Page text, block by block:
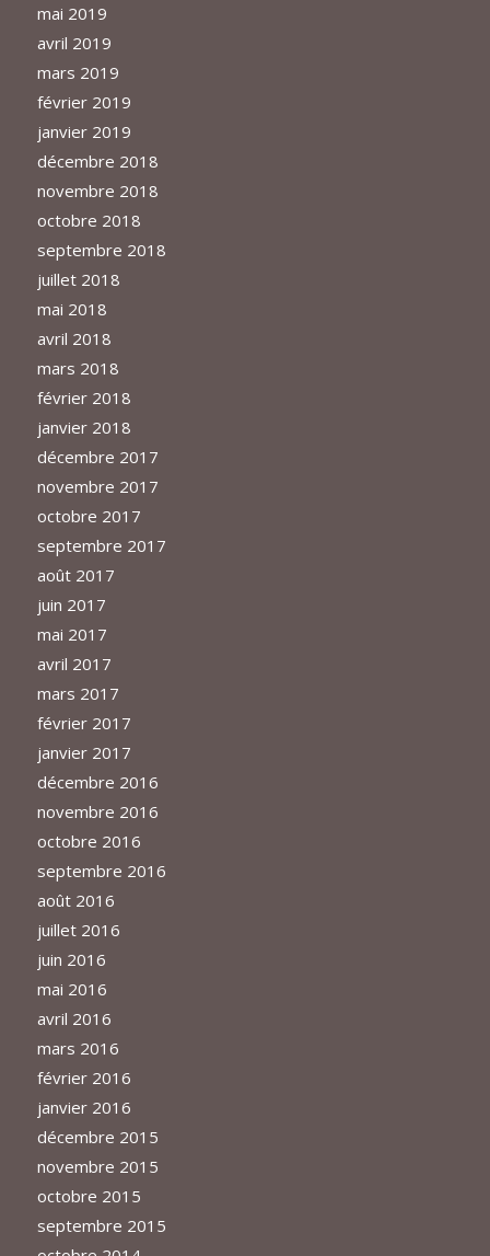
mai 2019
avril 2019
mars 2019
février 2019
janvier 2019
décembre 2018
novembre 2018
octobre 2018
septembre 2018
juillet 2018
mai 2018
avril 2018
mars 2018
février 2018
janvier 2018
décembre 2017
novembre 2017
octobre 2017
septembre 2017
août 2017
juin 2017
mai 2017
avril 2017
mars 2017
février 2017
janvier 2017
décembre 2016
novembre 2016
octobre 2016
septembre 2016
août 2016
juillet 2016
juin 2016
mai 2016
avril 2016
mars 2016
février 2016
janvier 2016
décembre 2015
novembre 2015
octobre 2015
septembre 2015